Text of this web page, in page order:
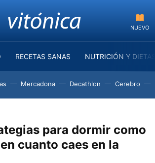
NUEVO
RECETAS SANAS NUTRICIÓN Y
DE Mercadona Decathlon Cerebro
para dormir como
cuanto caes en la